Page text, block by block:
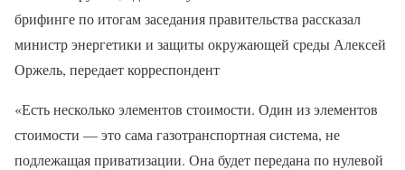
брифинге по итогам заседания правительства рассказал
министр энергетики и защиты окружающей среды Алексей
Оржель, передает корреспондент
«Есть несколько элементов стоимости. Один из элементов
стоимости — это сама газотранспортная система, не
подлежащая приватизации. Она будет передана по нулевой